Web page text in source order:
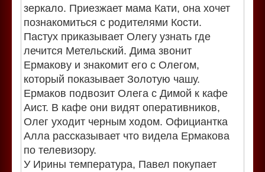
зеркало. Приезжает мама Кати, она хочет
познакомиться с родителями Кости.
Пастух приказывает Олегу узнать где
лечится Метельский. Дима звонит
Ермакову и знакомит его с Олегом,
который показывает Золотую чашу.
Ермаков подвозит Олега с Димой к кафе
Аист. В кафе они видят оперативников,
Олег уходит черным ходом. Официантка
Алла рассказывает что видела Ермакова
по телевизору.
У Ирины температура, Павел покупает